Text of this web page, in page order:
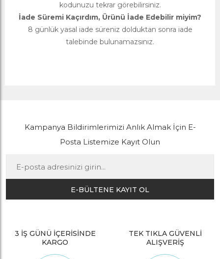
kodunuzu tekrar görebilirsiniz.
İade Süremi Kaçırdım, Ürünü İade Edebilir miyim?
8 günlük yasal iade süreniz dolduktan sonra iade
talebinde bulunamazsınız.
Kampanya Bildirimlerimizi Anlık Almak İçin E-
Posta Listemize Kayıt Olun
E-BÜLTENE KAYIT OL
3 İŞ GÜNÜ İÇERİSİNDE
KARGO
TEK TIKLA GÜVENLİ
ALIŞVERİŞ